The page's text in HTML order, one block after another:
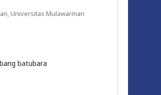
Universitas Mulawarman
batubara